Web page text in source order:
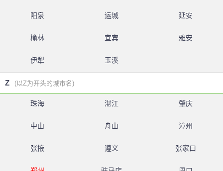
阳泉 运城 延安
榆林 宜宾 雅安
伊犁 玉溪
Z (以Z为开头的城市名)
珠海 湛江 肇庆
中山 舟山 漳州
张掖 遵义 张家口